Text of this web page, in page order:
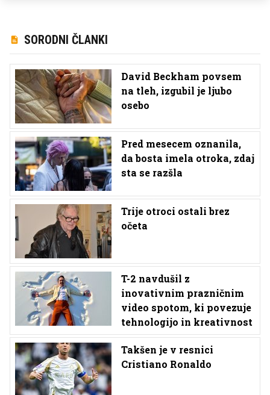
SORODNI ČLANKI
David Beckham povsem
na tleh, izgubil je ljubo
osebo
Pred mesecem oznanila,
da bosta imela otroka, zdaj
sta se razšla
Trije otroci ostali brez
očeta
T-2 navdušil z
inovativnim prazničnim
video spotom, ki povezuje
tehnologijo in kreativnost
Takšen je v resnici
Cristiano Ronaldo